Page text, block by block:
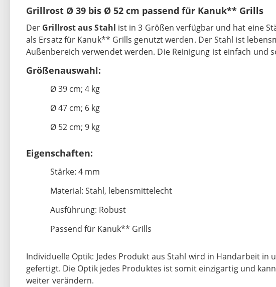
Grillrost Ø 39 bis Ø 52 cm passend für Kanuk** Grills
Der Grillrost aus Stahl ist in 3 Größen verfügbar und hat eine
als Ersatz für Kanuk** Grills genutzt werden. Der Stahl ist
Außenbereich verwendet werden. Die Reinigung ist einfach und
Größenauswahl:
Ø 39 cm; 4 kg
Ø 47 cm; 6 kg
Ø 52 cm; 9 kg
Eigenschaften:
Stärke: 4 mm
Material: Stahl, lebensmittelecht
Ausführung: Robust
Passend für Kanuk** Grills
Individuelle Optik: Jedes Produkt aus Stahl wird in Handarbeit
gefertigt. Die Optik jedes Produktes ist somit einzigartig und
weiter verändern.